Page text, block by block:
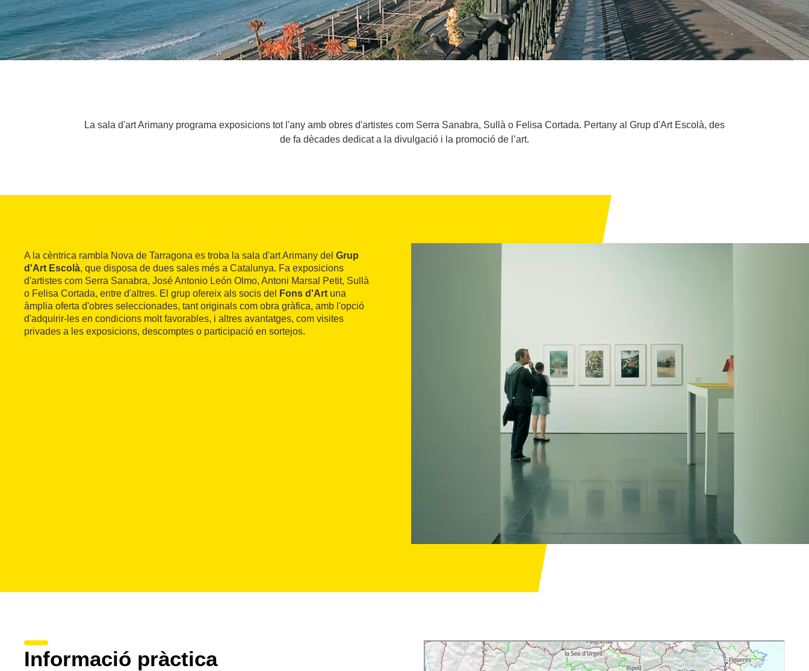
La sala d'art Arimany programa exposicions tot l'any amb obres d'artistes com Serra Sanabra, Sullà o Felisa Cortada. Pertany al Grup d'Art Escolà, des
de fa dècades dedicat a la divulgació i la promoció de l’art.
A la cèntrica rambla Nova de Tarragona es troba la sala d'art Arimany del Grup
d'Art Escolà, que disposa de dues sales més a Catalunya. Fa exposicions
d'artistes com Serra Sanabra, José Antonio León Olmo, Antoni Marsal Petit, Sullà
o Felisa Cortada, entre d'altres. El grup ofereix als socis del
Fons d'Art una
àmplia oferta d'obres seleccionades, tant originals com obra gràfica, amb l'opció
d'adquirir-les en condicions molt favorables, i altres avantatges, com visites
privades a les exposicions, descomptes o participació en sortejos.
Informació pràctica